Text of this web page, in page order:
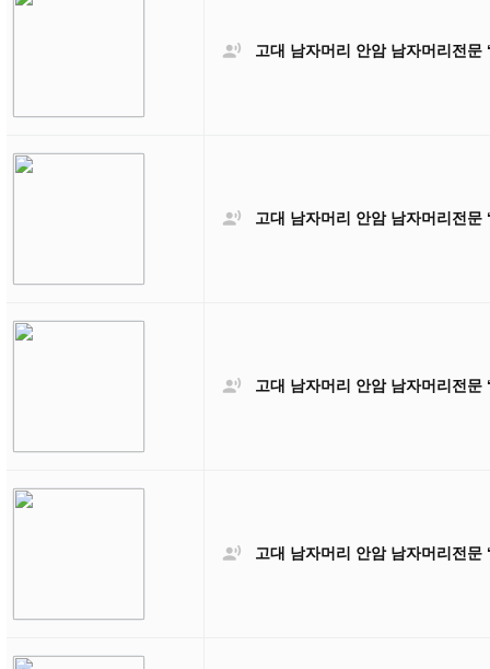
 고대 남자머리 안암 남자머리전문
 고대 남자머리 안암 남자머리전문
 고대 남자머리 안암 남자머리전문
 고대 남자머리 안암 남자머리전문